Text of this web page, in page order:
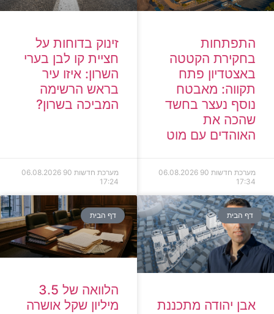
התפתחות
בחקירת הקטטה
באצטדיון פתח
תקווה: מאבטח
נוסף נעצר בחשד
שהכה את
האוהדים עם מוט
מערכת חדשות 90
06.08.2026
17:34
זינוק בדוחות על
חציית קו לבן בערי
השרון: איזו עיר
בראש הרשימה
המביכה בשרון?
מערכת חדשות 90
06.08.2026
17:24
דף הבית
אבן יהודה מתכננת
דף הבית
הלוואה של 3.5
מיליון שקל אושרה